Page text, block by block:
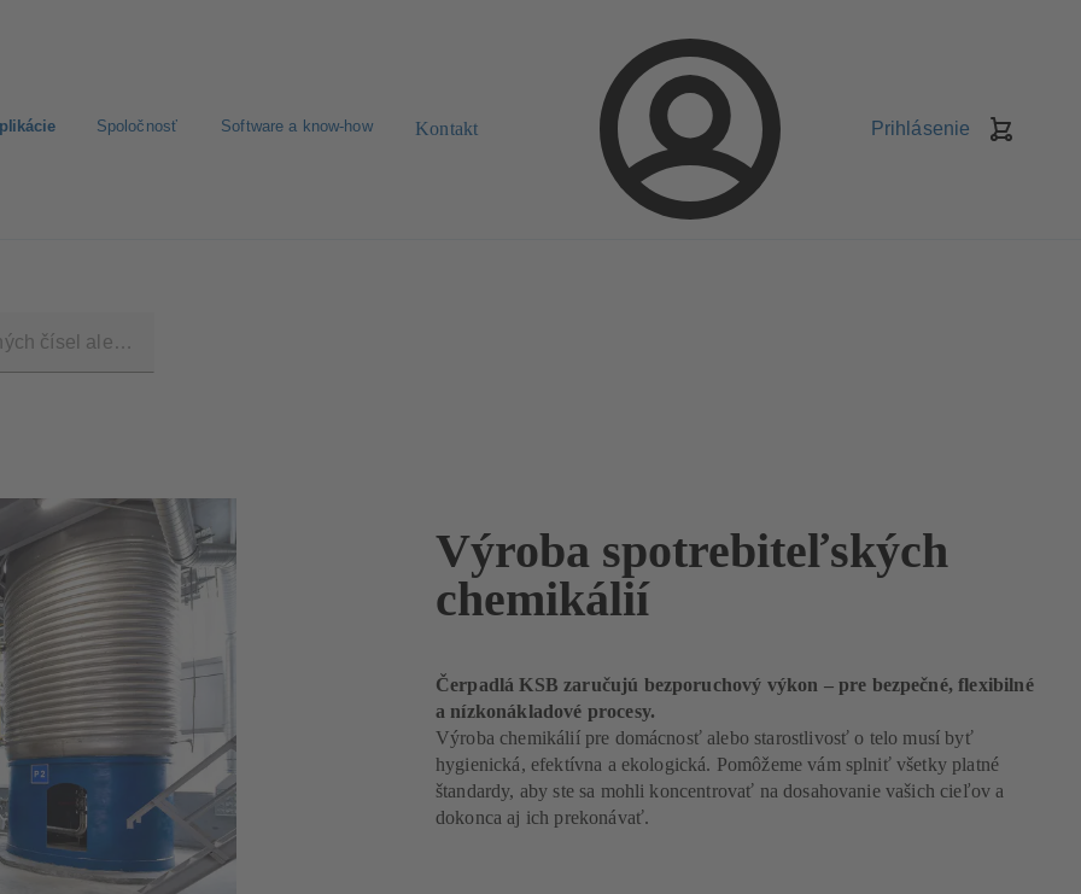
Spoločnosť Software a know-how Kontakt Prihlásenie
Výroba spotrebiteľských
chemikálií
Čerpadlá KSB zaručujú bezporuchový výkon – pre bezpečné, flexibilné
a nízkonákladové procesy.
Výroba chemikálií pre domácnosť alebo starostlivosť o telo musí byť
hygienická, efektívna a ekologická. Pomôžeme vám splniť všetky platné
štandardy, aby ste sa mohli koncentrovať na dosahovanie vašich cieľov a
dokonca aj ich prekonávať.